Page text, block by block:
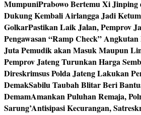
MumpuniPrabowo Bertemu Xi Jinping
Dukung Kembali Airlangga Jadi
GolkarPastikan Laik Jalan, Pemprov
Pengawasan “Ramp Check”
Juta Pemudik akan Masuk Maupun
Pemprov Jateng Turunkan Harga
Direskrimsus Polda Jateng Lakukan
DemakSabilu Taubah Blitar Beri
DemamAmankan Puluhan Remaja,
Sarung’Antisipasi Kecurangan,